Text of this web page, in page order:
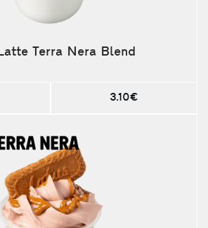
Terra Nera Blend
3.10€